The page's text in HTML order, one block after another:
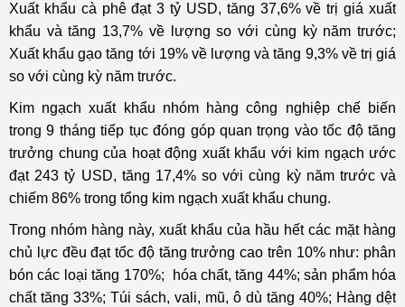
Xuất khẩu cà phê đạt 3 tỷ USD, tăng 37,6% về trị giá xuất
khẩu và tăng 13,7% về lượng so với cùng kỳ năm trước;
Xuất khẩu gạo tăng tới 19% về lượng và tăng 9,3% về trị giá
so với cùng kỳ năm trước.
Kim ngạch xuất khẩu nhóm hàng công nghiệp chế biến
trong 9 tháng tiếp tục đóng góp quan trọng vào tốc độ tăng
trưởng chung của hoạt động xuất khẩu với kim ngạch ước
đạt 243 tỷ USD, tăng 17,4% so với cùng kỳ năm trước và
chiếm 86% trong tổng kim ngạch xuất khẩu chung.
Trong nhóm hàng này, xuất khẩu của hầu hết các mặt hàng
chủ lực đều đạt tốc độ tăng trưởng cao trên 10% như: phân
bón các loại tăng 170%; hóa chất, tăng 44%; sản phẩm hóa
chất tăng 33%; Túi sách, vali, mũ, ô dù tăng 40%; Hàng dệt